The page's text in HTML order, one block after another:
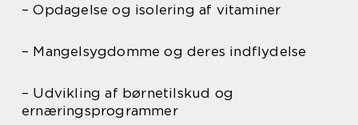
– Opdagelse og isolering af vitaminer
– Mangelsygdomme og deres indflydelse
– Udvikling af børnetilskud og
ernæringsprogrammer